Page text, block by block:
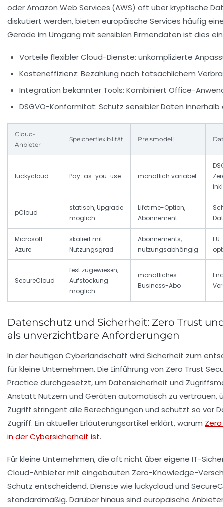
oderAmazon Web Services (AWS) oft über kryptische
diskutiert werden, bieten europäische Services häufig
Gerade im Umgang mit sensiblen Firmendaten ist dies
Vorteile flexibler Cloud-Dienste: unkomplizierte
Kosteneffizienz: Bezahlung nach tatsächlichem
Integration bekannter Tools: Kombiniert Office-
DSGVO-Konformität: Schutz sensibler Daten innerhalb
Cloud-
Anbieter
Speicherflexibilität Preismodell
luckycloud Pay-as-you-use monatlich variabel
pCloud
statisch, Upgrade
möglich
Lifetime-Option,
Abonnement
Microsoft
Azure
skaliert mit
Nutzungsgrad
Abonnements,
nutzungsabhängig
SecureCloud
fest zugewiesen,
Aufstockung
möglich
monatliches
Business-Abo
Datenschutz und Sicherheit: Zero Trust
als unverzichtbare Anforderungen
In der heutigen Cyberlandschaft wird Sicherheit zum
für kleine Unternehmen. Die Einführung von Zero Trust
Practice durchgesetzt, um Datensicherheit und
Anstatt Nutzern und Geräten automatisch zu vertrauen,
Zugriff stringent alle Berechtigungen und schützt so vor
Zugriff. Ein aktueller Erläuterungsartikel erklärt, warum
in der Cybersicherheit ist.
Für kleine Unternehmen, die oft nicht über eigene IT-
Cloud-Anbieter mit eingebauten Zero-Knowledge-
Schutz entscheidend. Dienste wie luckycloud und
standardmäßig. Darüber hinaus sind europäische